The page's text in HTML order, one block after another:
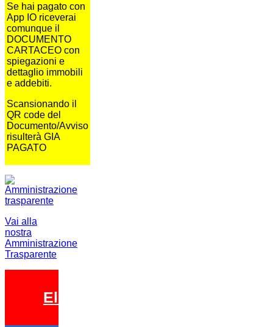
Se hai pagato con
App IO riceverai
comunque il
DOCUMENTO
CARTACEO con
spiegazioni e
dettaglio immobili
e addebiti.
Scansionando il
QR code del
Documento/Avviso
risulterà GIA
PAGATO
Vai alla
nostra
Amministrazione
Trasparente
Elezioni 2026